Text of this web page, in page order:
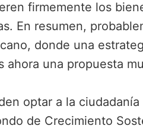
firmemente los
En resumen,
donde una
ahora una propuesta
optar a la
de Crecimiento